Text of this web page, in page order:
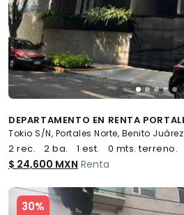
Tokio S/N, Portales Norte, Benito Juárez
2 rec. 2 ba. 1 est. 0 mts. terreno.
$ 24,600 MXN Renta
30%
Slide 1 of 5